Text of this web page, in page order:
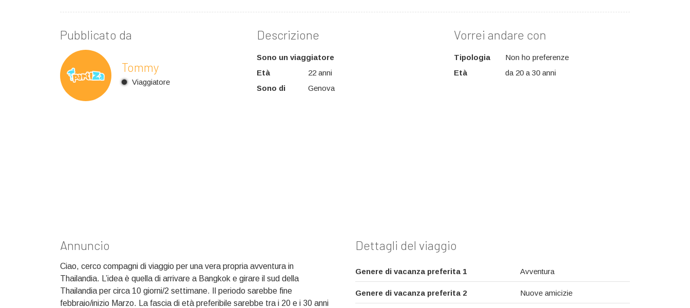
Pubblicato da
Tommy
Viaggiatore
Descrizione
Sono un viaggiatore
Età
22 anni
Sono di
Genova
Vorrei andare con
Tipologia
Non ho preferenze
Età
da 20 a 30 anni
Annuncio
Ciao, cerco compagni di viaggio per una vera propria avventura in
Thailandia. L’idea è quella di arrivare a Bangkok e girare il sud della
Thailandia per circa 10 giorni/2 settimane. Il periodo sarebbe fine
febbraio/inizio Marzo. La fascia di età preferibile sarebbe tra i 20 e i 30 anni
Dettagli del viaggio
Genere di vacanza preferita 1 Avventura
Genere di vacanza preferita 2 Nuove amicizie